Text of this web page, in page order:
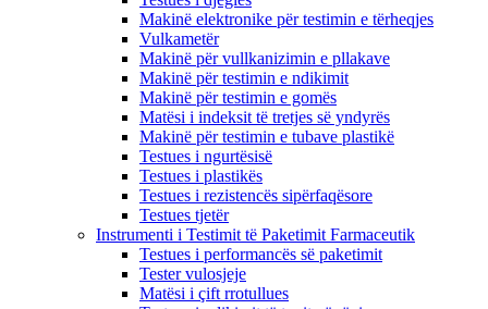
Makinë elektronike për testimin e tërheqjes
Vulkametër
Makinë për vullkanizimin e pllakave
Makinë për testimin e ndikimit
Makinë për testimin e gomës
Matësi i indeksit të tretjes së yndyrës
Makinë për testimin e tubave plastikë
Testues i ngurtësisë
Testues i plastikës
Testues i rezistencës sipërfaqësore
Testues tjetër
Instrumenti i Testimit të Paketimit Farmaceutik
Testues i performancës së paketimit
Tester vulosjeje
Matësi i çift rrotullues